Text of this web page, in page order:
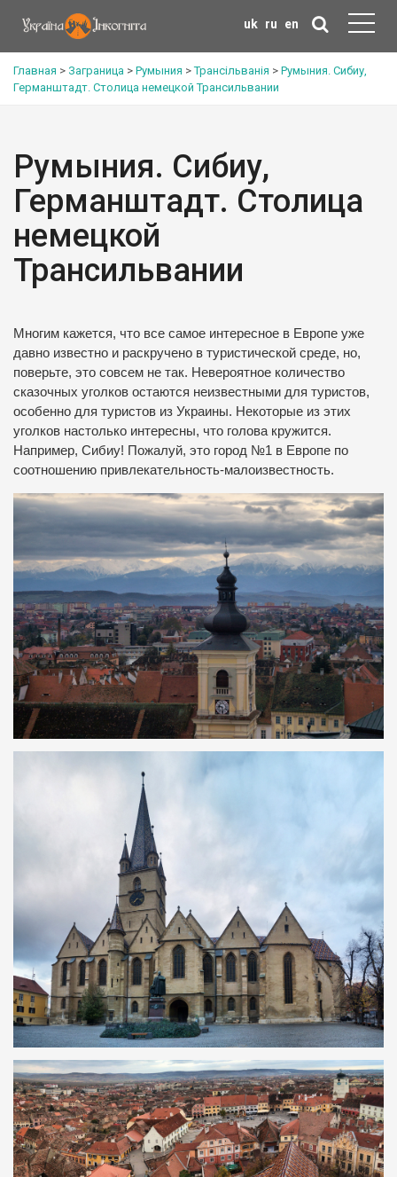
uk ru en
Главная > Заграница > Румыния >Трансільванія > Румыния. Сибиу,
Германштадт. Столица немецкой Трансильвании
Румыния. Сибиу,
Германштадт. Столица
немецкой
Трансильвании
Многим кажется, что все самое интересное в Европе уже
давно известно и раскручено в туристической среде, но,
поверьте, это совсем не так. Невероятное количество
сказочных уголков остаются неизвестными для туристов,
особенно для туристов из Украины. Некоторые из этих
уголков настолько интересны, что голова кружится.
Например, Сибиу! Пожалуй, это город №1 в Европе по
соотношению привлекательность-малоизвестность.